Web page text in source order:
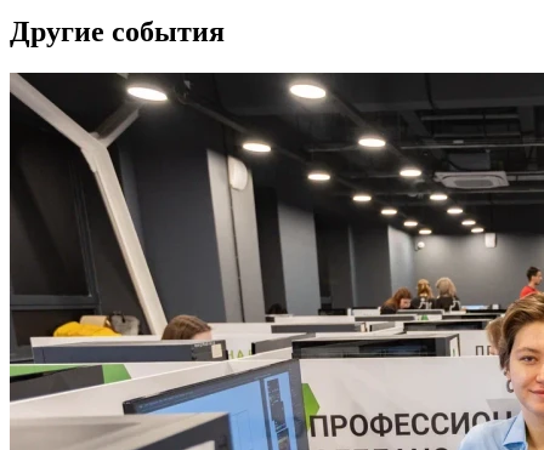
Другие события